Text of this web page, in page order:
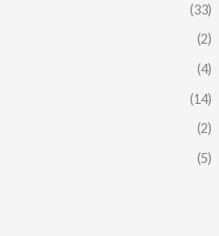
(33)
(2)
(4)
(14)
(2)
(5)